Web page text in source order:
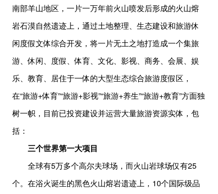
南部羊山地区，一片一万年前火山喷发后形成的火山熔
岩石漠自然遗迹上，通过土地整理、生态建设和旅游休
闲度假文体综合开发，将一片无土之地打造成一个集旅
游、休闲、度假、体育、文化、影视、商务、会展、娱
乐、教育、居住于一体的大型生态综合旅游度假区，
在“旅游+体育”“旅游+影视”“旅游+养生”“旅游+教育”方面独
树一帜，目前已投资建设并运营大量旅游资源实体，包
括：
三个世界第一大项目
全球有5万多个高尔夫球场，而火山岩球场仅有25
个。在浴火诞生的黑色火山熔岩遗迹上，10个国际级品